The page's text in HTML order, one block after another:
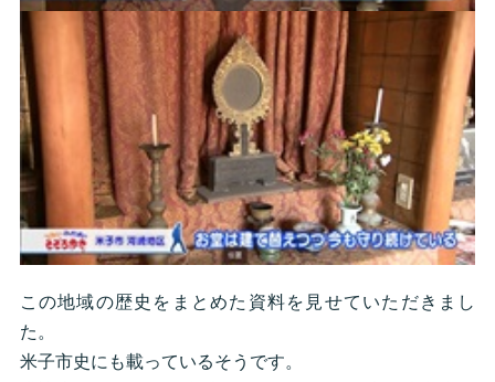
この地域の歴史をまとめた資料を見せていただきまし
た。
米子市史にも載っているそうです。